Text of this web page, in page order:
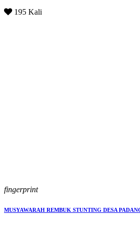
195 Kali
fingerprint
MUSYAWARAH REMBUK STUNTING DESA